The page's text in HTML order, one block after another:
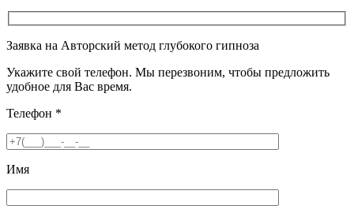
Заявка на Авторский метод глубокого гипноза
Укажите свой телефон. Мы перезвоним, чтобы предложить
удобное для Вас время.
Телефон *
Имя